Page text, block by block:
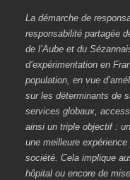
La démarche de
responsabilité partagée
de l’Aube et du
d’expérimentation en
population, en vue
sur les déterminants de
services globaux,
ainsi un triple objectif :
une meilleure
société. Cela implique
hôpital ou encore de